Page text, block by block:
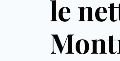
le